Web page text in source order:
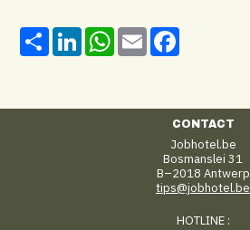
Share LinkedInWhatsApp
Email
CONTACT
Jobhotel.be
Bosmanslei 31
B–2018 Antwerp
tips@jobhotel.be
HOTLINE :